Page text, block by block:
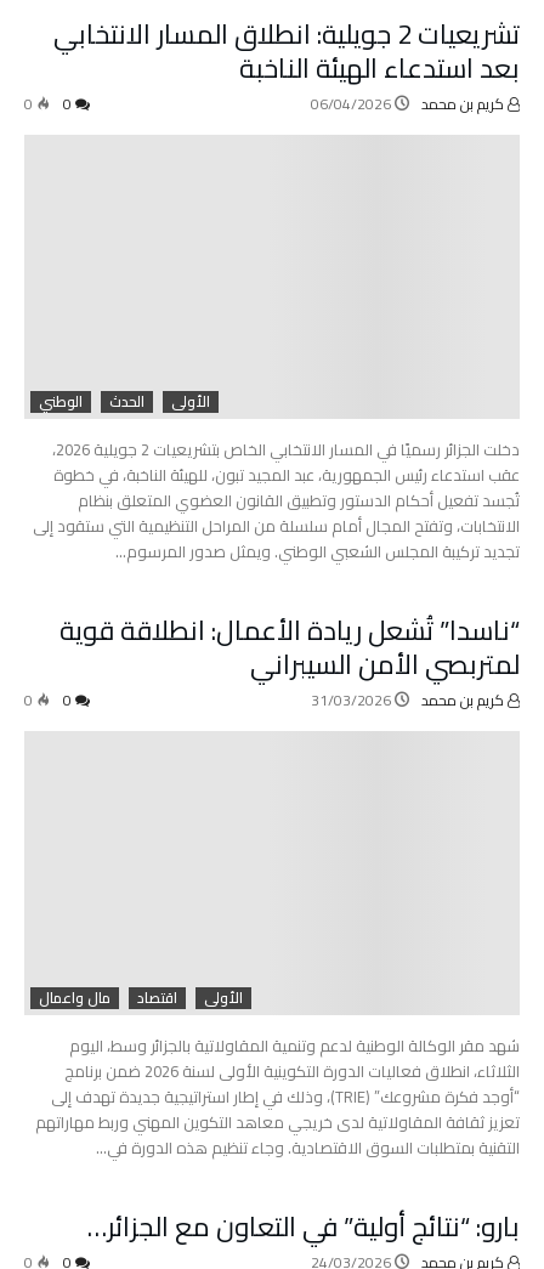
تشريعيات 2 جويلية: انطلاق المسار الانتخابي
بعد استدعاء الهيئة الناخبة
كريم بن محمد 06/04/2026
0
الأولى الحدث الوطني
دخلت الجزائر رسميًا في المسار الانتخابي الخاص بتشريعيات 2 جويلية 2026،
عقب استدعاء رئيس الجمهورية، عبد المجيد تبون، للهيئة الناخبة، في خطوة
تُجسد تفعيل أحكام الدستور وتطبيق القانون العضوي المتعلق بنظام
الانتخابات، وتفتح المجال أمام سلسلة من المراحل التنظيمية التي ستقود إلى
تجديد تركيبة المجلس الشعبي الوطني. ويمثل صدور المرسوم…
“ناسدا” تُشعل ريادة الأعمال: انطلاقة قوية
لمتربصي الأمن السيبراني
كريم بن محمد 31/03/2026
0
الأولى اقتصاد مال واعمال
شهد مقر الوكالة الوطنية لدعم وتنمية المقاولاتية بالجزائر وسط، اليوم
الثلاثاء، انطلاق فعاليات الدورة التكوينية الأولى لسنة 2026 ضمن برنامج
“أوجد فكرة مشروعك” (TRIE)، وذلك في إطار استراتيجية جديدة تهدف إلى
تعزيز ثقافة المقاولاتية لدى خريجي معاهد التكوين المهني وربط مهاراتهم
التقنية بمتطلبات السوق الاقتصادية. وجاء تنظيم هذه الدورة في…
بارو: “نتائج أولية” في التعاون مع الجزائر…
كريم بن محمد 24/03/2026
0